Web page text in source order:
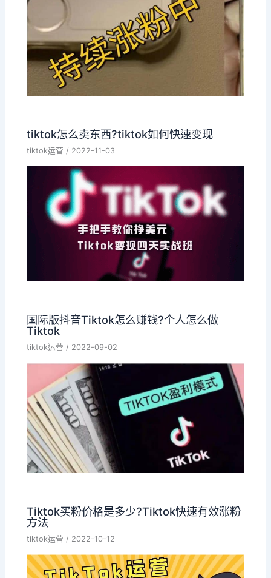
tiktok怎么卖东西?tiktok如何快速变现
tiktok运营 / 2022-11-03
国际版抖音Tiktok怎么赚钱?个人怎么做
Tiktok
tiktok运营 / 2022-09-02
Tiktok买粉价格是多少?Tiktok快速有效涨粉
方法
tiktok运营 / 2022-10-12